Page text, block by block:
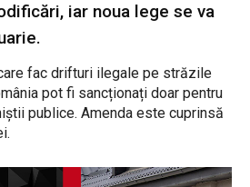
iar noua lege se va
fac drifturi ilegale pe străzile
pot fi sancționați doar pentru
publice. Amenda este cuprinsă